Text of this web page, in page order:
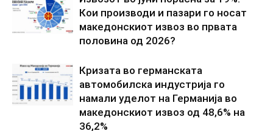
Кои производи и пазари го носат
македонскиот извоз во првата
половина од 2026?
Кризата во германската
автомобилска индустрија го
намали уделот на Германија во
македонскиот извоз од 48,6% на
36,2%